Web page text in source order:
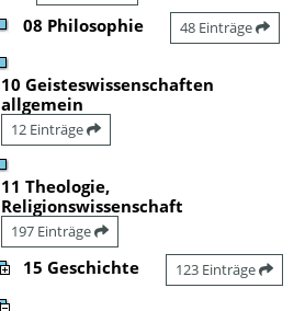
08 Philosophie 48 Einträge
10 Geisteswissenschaften
allgemein
12 Einträge
11 Theologie,
Religionswissenschaft
197 Einträge
15 Geschichte 123 Einträge